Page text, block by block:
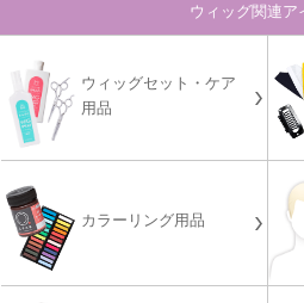
ウィッグ関連ア
ウィッグセット・ケア
用品
カラーリング用品